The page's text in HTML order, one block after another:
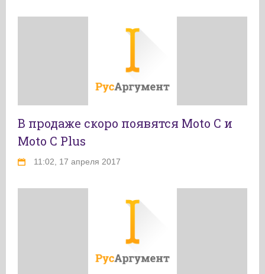
В продаже скоро появятся Moto C и
Moto C Plus
11:02, 17 апреля 2017